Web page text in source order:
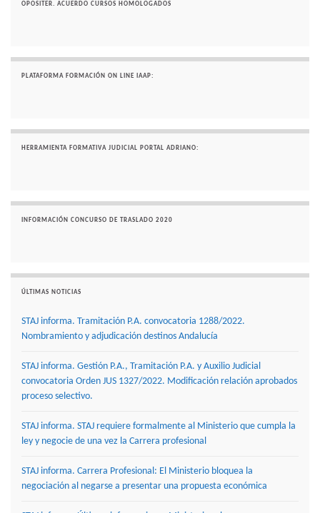
OPOSITER. ACUERDO CURSOS HOMOLOGADOS
PLATAFORMA FORMACIÓN ON LINE IAAP:
HERRAMIENTA FORMATIVA JUDICIAL PORTAL ADRIANO:
INFORMACIÓN CONCURSO DE TRASLADO 2020
ÚLTIMAS NOTICIAS
STAJ informa. Tramitación P.A. convocatoria 1288/2022.
Nombramiento y adjudicación destinos Andalucía
STAJ informa. Gestión P.A., Tramitación P.A. y Auxilio Judicial
convocatoria Orden JUS 1327/2022. Modificación relación aprobados
proceso selectivo.
STAJ informa. STAJ requiere formalmente al Ministerio que cumpla la
ley y negocie de una vez la Carrera profesional
STAJ informa. Carrera Profesional: El Ministerio bloquea la
negociación al negarse a presentar una propuesta económica